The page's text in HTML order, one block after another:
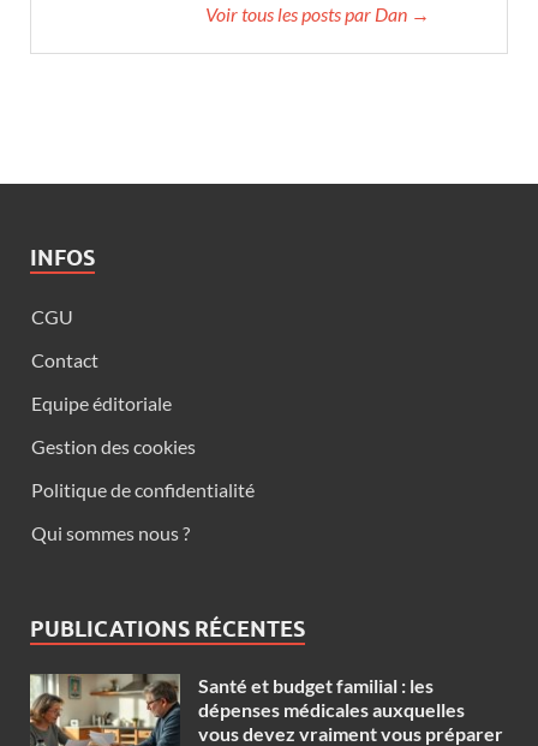
Voir tous les posts par Dan →
INFOS
CGU
Contact
Equipe éditoriale
Gestion des cookies
Politique de confidentialité
Qui sommes nous ?
PUBLICATIONS RÉCENTES
Santé et budget familial : les
dépenses médicales auxquelles
vous devez vraiment vous préparer